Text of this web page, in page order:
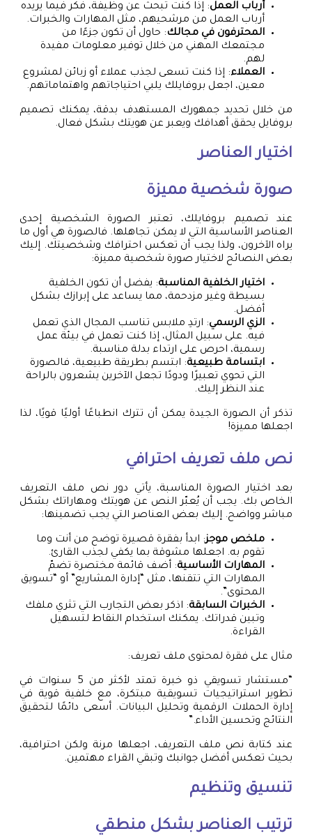
أرباب العمل: إذا كنت تبحث عن وظيفة، فكر فيما يريده
أرباب العمل من مرشحيهم، مثل المهارات والخبرات.
المحترفون في مجالك: حاول أن تكون جزءًا من
مجتمعك المهني من خلال توفير معلومات مفيدة
لهم.
العملاء: إذا كنت تسعى لجذب عملاء أو زبائن لمشروع
معين، اجعل بروفايلك يلبي احتياجاتهم واهتماماتهم.
من خلال تحديد جمهورك المستهدف بدقة، يمكنك تصميم
بروفايل يحقق أهدافك ويعبر عن هويتك بشكل فعال.
اختيار العناصر
صورة شخصية مميزة
عند تصميم بروفايلك، تعتبر الصورة الشخصية إحدى
العناصر الأساسية التي لا يمكن تجاهلها. فالصورة هي أول ما
يراه الآخرون، ولذا يجب أن تعكس احترافك وشخصيتك. إليك
بعض النصائح لاختيار صورة شخصية مميزة:
اختيار الخلفية المناسبة: يفضل أن تكون الخلفية
بسيطة وغير مزدحمة، مما يساعد على إبرازك بشكل
أفضل.
الزي الرسمي: ارتدِ ملابس تناسب المجال الذي تعمل
فيه. على سبيل المثال، إذا كنت تعمل في بيئة عمل
رسمية، احرص على ارتداء بدلة مناسبة.
ابتسامة طبيعية: ابتسم بطريقة طبيعية، فالصورة
التي تحوي تعبيرًا ودودًا تجعل الآخرين يشعرون بالراحة
عند النظر إليك.
تذكر أن الصورة الجيدة يمكن أن تترك انطباعًا أوليًا قويًا، لذا
اجعلها مميزة!
نص ملف تعريف احترافي
بعد اختيار الصورة المناسبة، يأتي دور نص ملف التعريف
الخاص بك. يجب أن يُعبّر النص عن هويتك ومهاراتك بشكل
مباشر وواضح. إليك بعض العناصر التي يجب تضمينها:
ملخص موجز: ابدأ بفقرة قصيرة توضح من أنت وما
تقوم به. اجعلها مشوقة بما يكفي لجذب القارئ.
المهارات الأساسية: أضف قائمة مختصرة تضمّ
المهارات التي تتقنها، مثل “إدارة المشاريع” أو “تسويق
المحتوى”.
الخبرات السابقة: اذكر بعض التجارب التي تثري ملفك
وتبين قدراتك. يمكنك استخدام النقاط لتسهيل
القراءة.
مثال على فقرة لمحتوى ملف تعريف:
“مستشار تسويقي ذو خبرة تمتد لأكثر من 5 سنوات في
تطوير استراتيجيات تسويقية مبتكرة، مع خلفية قوية في
إدارة الحملات الرقمية وتحليل البيانات. أسعى دائمًا لتحقيق
النتائج وتحسين الأداء.”
عند كتابة نص ملف التعريف، اجعلها مرنة ولكن احترافية،
بحيث تعكس أفضل جوانبك وتبقي القراء مهتمين.
تنسيق وتنظيم
ترتيب العناصر بشكل منطقي